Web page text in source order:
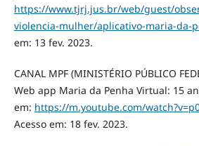
https://www.tjrj.jus.br/web/guest/
violencia-mulher/aplicativo-maria-da-
em: 13 fev. 2023.
CANAL MPF (MINISTÉRIO PÚBLICO
Web app Maria da Penha Virtual: 15
em: https://m.youtube.com/
Acesso em: 18 fev. 2023.